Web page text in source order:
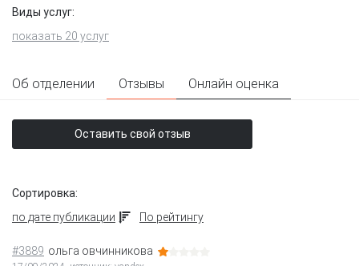
Виды услуг:
показать 20 услуг
Об отделении Отзывы Онлайн оценка
Оставить свой отзыв
Сортировка:
по дате публикации
По рейтингу
#3889 ольга овчинникова